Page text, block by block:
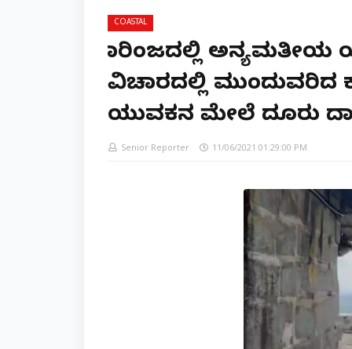
COASTAL
ಕಾರಿಂಜದಲ್ಲಿ ಅನ್ಯಮತೀಯ
ವಿಚಾರದಲ್ಲಿ
ಯುವಕನ ಮೇಲೆ ದೂರು
Senior Reporter 11/06/2021 01:29:00 PM